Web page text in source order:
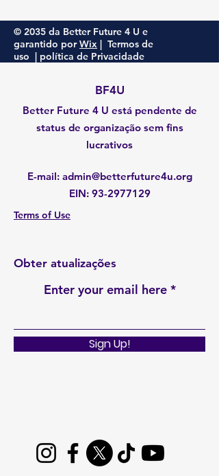
© 2035 da Better Future 4 U e
garantido porWix | Termos de
uso | política de Privacidade
BF4U
Better Future 4 U está pendente de
status de organização sem fins
lucrativos
E-mail: admin@betterfuture4u.org
EIN: 93-2977129
Terms of Use
Obter atualizações
Enter your email here
Sign Up!